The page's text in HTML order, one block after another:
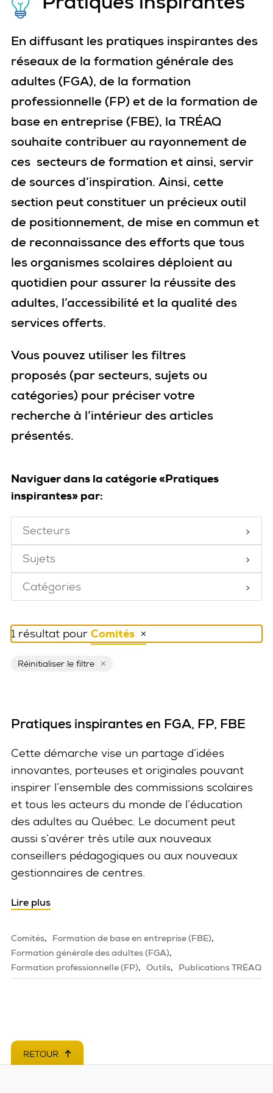
En diffusant les pratiques inspirantes des
réseaux de la formation générale des
adultes (FGA), de la formation
professionnelle (FP) et de la formation de
base en entreprise (FBE), la TRÉAQ
souhaite contribuer au rayonnement de
ces secteurs de formation et ainsi, servir
de sources d’inspiration. Ainsi, cette
section peut constituer un précieux outil
de positionnement, de mise en commun et
de reconnaissance des efforts que tous
les organismes scolaires déploient au
quotidien pour assurer la réussite des
adultes, l’accessibilité et la qualité des
services offerts.
Vous pouvez utiliser les filtres
proposés(par secteurs, sujets ou
catégories) pour préciser votre
recherche à l’intérieur des articles
présentés.
Naviguer dans la catégorie «Pratiques
inspirantes» par:
Secteurs
Fermé
Sujets
Fermé
Catégories
Fermé
1 résultat pour Comités
Réinitialiser ce filtre
Réinitialiser le filtre
Pratiques inspirantes en FGA, FP, FBE
Cette démarche vise un partage d’idées
innovantes, porteuses et originales pouvant
inspirer l’ensemble des commissions scolaires
et tous les acteurs du monde de l’éducation
des adultes au Québec. Le document peut
aussi s’avérer très utile aux nouveaux
conseillers pédagogiques ou aux nouveaux
gestionnaires de centres.
Lire plus
Comités
Formation de base en entreprise (FBE)
Formation générale des adultes (FGA)
Formation professionnelle (FP)
Outils Publications TRÉAQ
RETOUR EN HAUT DE PAGE